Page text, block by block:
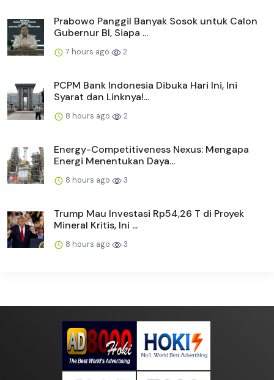
Prabowo Panggil Banyak Sosok untuk Calon
Gubernur BI, Siapa ...
7 hours ago 2
PCPM Bank Indonesia Dibuka Hari Ini, Ini
Syarat dan Linknya!...
8 hours ago 2
Energy-Competitiveness Nexus: Mengapa
Energi Menentukan Daya...
8 hours ago 3
Trump Mau Investasi Rp54,26 T di Proyek
Mineral Kritis, Ini ...
8 hours ago 3